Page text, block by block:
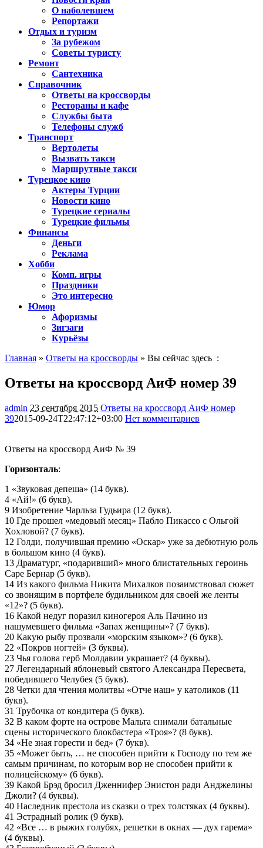
О наболевшем
Репортажи
Отдых и туризм
За рубежом
Советы туристу
Ремонт
Сантехника
Справочник
Ответы на кроссворды
Рестораны и кафе
Службы быта
Телефоны служб
Транспорт
Вертолеты
Вызвать такси
Маршрутные такси
Турецкое кино
Актеры Турции
Новости кино
Турецкие сериалы
Турецкие фильмы
Финансы
Деньги
Реклама
Хобби
Комп. игры
Праздники
Это интересно
Юмор
Афоризмы
Зигзаги
Курьёзы
Главная » Ответы на кроссворды » Вы сейчас здесь :
Ответы на кроссворд АиФ номер 39
admin 23 сентября 2015 Ответы на кроссворд АиФ номер
392015-09-24T22:47:12+03:00 Нет комментариев
Ответы на кроссворд АиФ № 39
Горизонталь:
1 «Звуковая депеша» (14 букв).
4 «Ай!» (6 букв).
9 Изобретение Чарльза Гудьира (12 букв).
10 Где прошел «медовый месяц» Пабло Пикассо с Ольгой
Хохловой? (7 букв).
12 Голди, получившая премию «Оскар» уже за дебютную роль
в большом кино (4 букв).
13 Драматург, «подаривший» много блистательных героинь
Саре Бернар (5 букв).
14 Из какого фильма Никита Михалков позаимствовал сюжет
со звонящим в портфеле будильником для своей же ленты
«12»? (5 букв).
16 Какой недуг поразил киногероя Аль Пачино из
нашумевшего фильма «Запах женщины»? (7 букв).
20 Какую рыбу прозвали «морским языком»? (6 букв).
22 «Покров ногтей» (3 буквы).
23 Чья голова герб Молдавии украшает? (4 буквы).
27 Легендарный яблоневый святого Александра Пересвета,
победившего Челубея (5 букв).
28 Четки для чтения молитвы «Отче наш» у католиков (11
букв).
31 Трубочка от кондитера (5 букв).
32 В каком форте на острове Мальта снимали батальные
сцены исторического блокбастера «Троя»? (8 букв).
34 «Не зная горести и бед» (7 букв).
35 «Может быть, … не способен прийти к Господу по тем же
самым причинам, по которым вор не способен прийти к
полицейскому» (6 букв).
39 Какой Брэд бросил Дженнифер Энистон ради Анджелины
Джоли? (4 буквы).
40 Наследник престола из сказки о трех толстяках (4 буквы).
41 Эстрадный ролик (9 букв).
42 «Все … в рыжих голубях, решетки в окнах — дух гарема»
(4 буквы).